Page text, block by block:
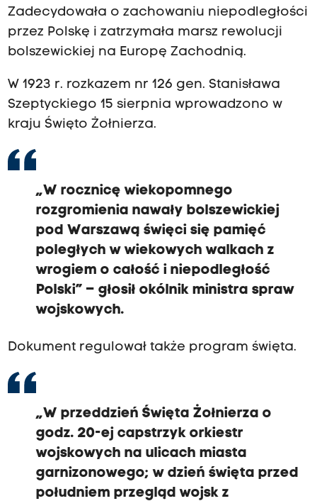
Zadecydowała o zachowaniu niepodległości
przez Polskę i zatrzymała marsz rewolucji
bolszewickiej na Europę Zachodnią.
W 1923 r. rozkazem nr 126 gen. Stanisława
Szeptyckiego 15 sierpnia wprowadzono w
kraju Święto Żołnierza.
„W rocznicę wiekopomnego
rozgromienia nawały bolszewickiej
pod Warszawą święci się pamięć
poległych w wiekowych walkach z
wrogiem o całość i niepodległość
Polski” – głosił okólnik ministra spraw
wojskowych.
Dokument regulował także program święta.
„W przeddzień Święta Żołnierza o
godz. 20-ej capstrzyk orkiestr
wojskowych na ulicach miasta
garnizonowego; w dzień święta przed
południem przegląd wojsk z